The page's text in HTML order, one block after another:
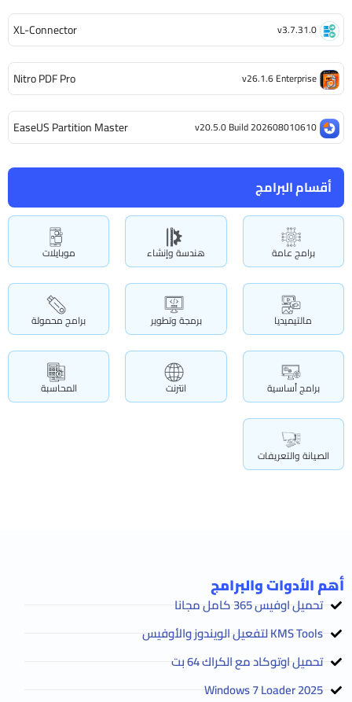
أقسام البرامج
برامج عامة هندسة وإنشاء موبايلات
مالتيميديا برمجة وتطوير برامج محمولة
برامج أساسية انترنت المحاسبة
الصيانة والتعريفات
XL-Connector v3.7.31.0
Nitro PDF Pro v26.1.6 Enterprise
EaseUS Partition Master v20.5.0 Build 202608010610
أهم الأدوات والبرامج
تحميل اوفيس 365 كامل مجانا
KMS Tools لتفعيل الويندوز والأوفيس
تحميل اوتوكاد مع الكراك 64 بت
2025 Windows 7 Loader